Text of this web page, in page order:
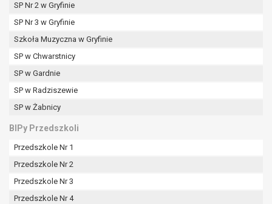
SP Nr 2 w Gryfinie
SP Nr 3 w Gryfinie
Szkoła Muzyczna w Gryfinie
SP w Chwarstnicy
SP w Gardnie
SP w Radziszewie
SP w Żabnicy
BIPy Przedszkoli
Przedszkole Nr 1
Przedszkole Nr 2
Przedszkole Nr 3
Przedszkole Nr 4